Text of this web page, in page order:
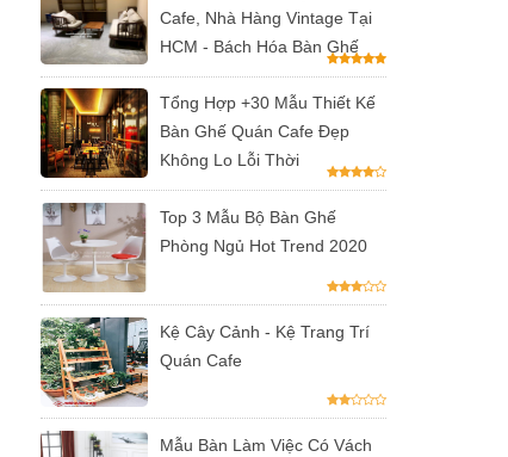
Cafe, Nhà Hàng Vintage Tại
HCM - Bách Hóa Bàn Ghế
Tổng Hợp +30 Mẫu Thiết Kế
Bàn Ghế Quán Cafe Đẹp
Không Lo Lỗi Thời
Top 3 Mẫu Bộ Bàn Ghế
Phòng Ngủ Hot Trend 2020
Kệ Cây Cảnh - Kệ Trang Trí
Quán Cafe
Mẫu Bàn Làm Việc Có Vách